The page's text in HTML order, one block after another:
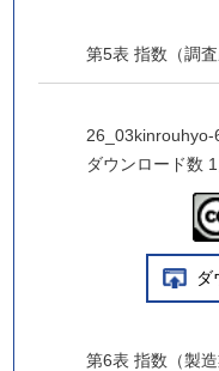
第5表 指数（調査
26_03kinrouhyo-
ダウンロード数
ダ
第6表 指数（製造